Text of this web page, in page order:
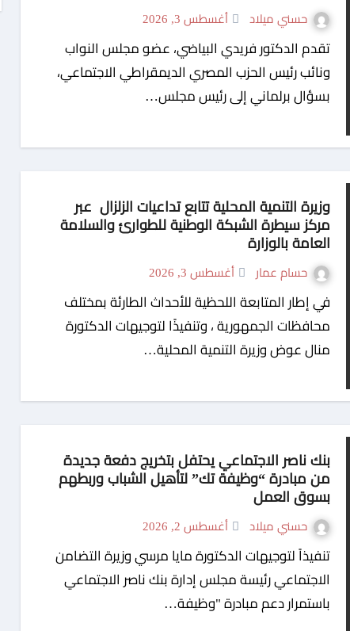
حسني ميلاد أغسطس 3, 2026
تقدم الدكتور فريدي البياضي، عضو مجلس النواب
ونائب رئيس الحزب المصري الديمقراطي الاجتماعي،
بسؤال برلماني إلى رئيس مجلس…
وزيرة التنمية المحلية تتابع تداعيات الزلزال عبر
مركز سيطرة الشبكة الوطنية للطوارئ والسلامة
العامة بالوزارة
حسام عمار أغسطس 3, 2026
في إطار المتابعة اللحظية للأحداث الطارئة بمختلف
محافظات الجمهورية ، وتنفيذًا لتوجيهات الدكتورة
منال عوض وزيرة التنمية المحلية…
بنك ناصر الاجتماعي يحتفل بتخريج دفعة جديدة
من مبادرة “وظيفة تك” لتأهيل الشباب وربطهم
بسوق العمل
حسني ميلاد أغسطس 2, 2026
تنفيذاً لتوجيهات الدكتورة مايا مرسي وزيرة التضامن
الاجتماعي رئيسة مجلس إدارة بنك ناصر الاجتماعي
باستمرار دعم مبادرة "وظيفة…